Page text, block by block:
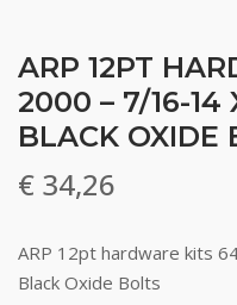
ARP 12PT
2000 – 7/16-14
BLACK OXIDE
€ 34,26
ARP 12pt hardware kits
Black Oxide Bolts